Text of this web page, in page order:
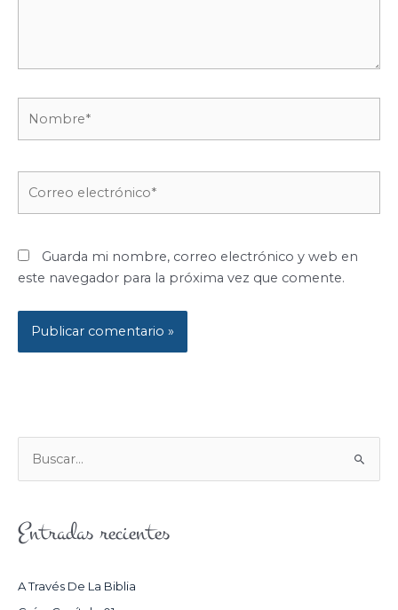
Guarda mi nombre, correo electrónico y web en
este navegador para la próxima vez que comente.
U
C
Entradas recientes
A Través De La Biblia